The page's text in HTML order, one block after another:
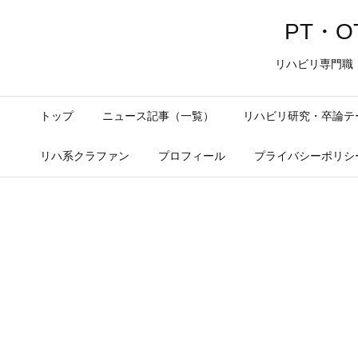
PT・
リハビリ専門職
トップ ニュース記事（一覧） リハビリ研究・卒論テ
リハ系クラファン プロフィール プライバシーポリシ